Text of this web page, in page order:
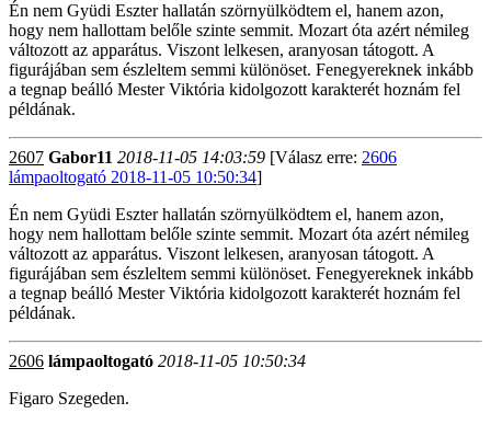
Én nem Gyüdi Eszter hallatán szörnyülködtem el, hanem azon,
hogy nem hallottam belőle szinte semmit. Mozart óta azért némileg
változott az apparátus. Viszont lelkesen, aranyosan tátogott. A
figurájában sem észleltem semmi különöset. Fenegyereknek inkább
a tegnap beálló Mester Viktória kidolgozott karakterét hoznám fel
példának.
2607 Gabor11 2018-11-05 14:03:59 [Válasz erre: 2606
lámpaoltogató 2018-11-05 10:50:34]
Én nem Gyüdi Eszter hallatán szörnyülködtem el, hanem azon,
hogy nem hallottam belőle szinte semmit. Mozart óta azért némileg
változott az apparátus. Viszont lelkesen, aranyosan tátogott. A
figurájában sem észleltem semmi különöset. Fenegyereknek inkább
a tegnap beálló Mester Viktória kidolgozott karakterét hoznám fel
példának.
2606 lámpaoltogató 2018-11-05 10:50:34
Figaro Szegeden.